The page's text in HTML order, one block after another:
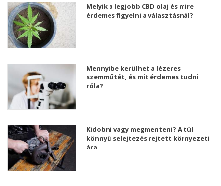
Melyik a legjobb CBD olaj és mire
érdemes figyelni a választásnál?
Mennyibe kerülhet a lézeres
szemműtét, és mit érdemes tudni
róla?
Kidobni vagy megmenteni? A túl
könnyű selejtezés rejtett környezeti
ára